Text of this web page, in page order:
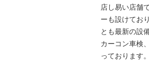
店し易い店舗
ーも設けてお
とも最新の設
カーコン車検
っております